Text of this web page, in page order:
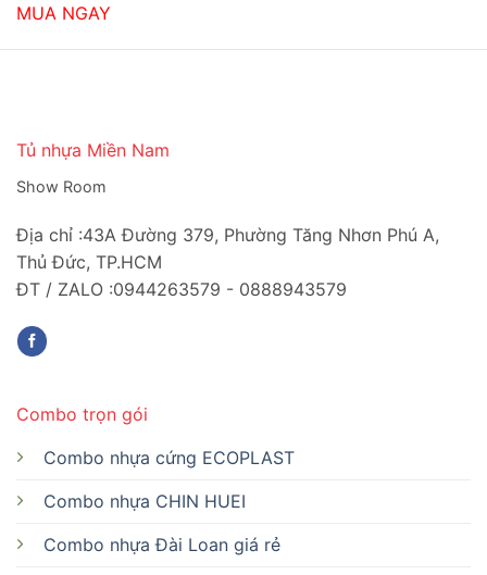
2,200,000₫.
MUA NGAY
Tủ nhựa Miền Nam
Show Room
Địa chỉ :43A Đường 379, Phường Tăng Nhơn Phú A,
Thủ Đức, TP.HCM
ĐT / ZALO :0944263579 - 0888943579
Combo trọn gói
Combo nhựa cứng ECOPLAST
Combo nhựa CHIN HUEI
Combo nhựa Đài Loan giá rẻ